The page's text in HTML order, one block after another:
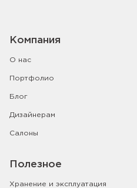
Компания
О нас
Портфолио
Блог
Дизайнерам
Салоны
Полезное
Хранение и эксплуатация